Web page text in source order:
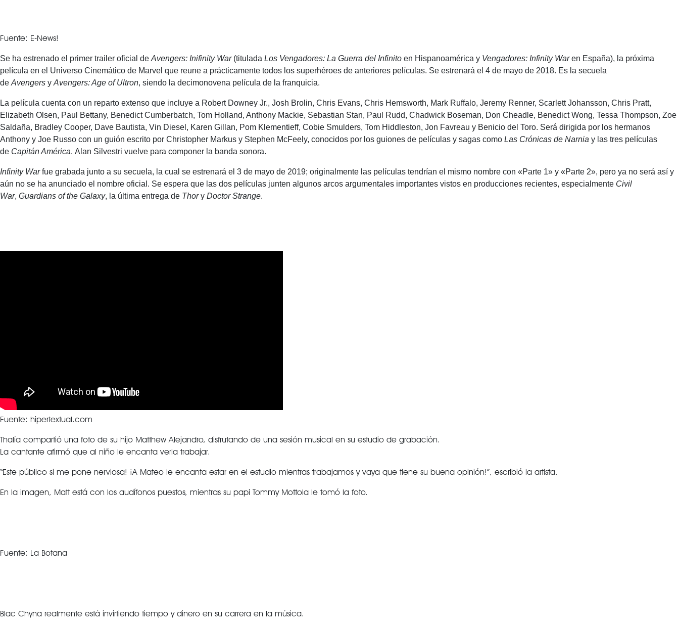
Fuente: E-News!
Se ha estrenado el primer trailer oficial de Avengers: Inifinity War(titulada Los Vengadores: La Guerra del Infinito en Hispanoamérica y Vengadores: Infinity Waren España), la próxima
película en el Universo Cinemático de Marvel que reune a prácticamente todos los superhéroes de anteriores películas. Se estrenará el 4 de mayo de 2018. Es la secuela
de Avengers y Avengers: Age of Ultron, siendo la decimonovena película de la franquicia.
La película cuenta con un reparto extenso que incluye a Robert Downey Jr., Josh Brolin, Chris Evans, Chris Hemsworth, Mark Ruffalo, Jeremy Renner, Scarlett Johansson, Chris Pratt,
Elizabeth Olsen, Paul Bettany, Benedict Cumberbatch, Tom Holland, Anthony Mackie, Sebastian Stan, Paul Rudd, Chadwick Boseman, Don Cheadle, Benedict Wong, Tessa Thompson, Zoe
Saldaña, Bradley Cooper, Dave Bautista, Vin Diesel, Karen Gillan, Pom Klementieff, Cobie Smulders, Tom Hiddleston, Jon Favreau y Benicio del Toro. Será dirigida por los hermanos
Anthony y Joe Russo con un guión escrito por Christopher Markus y Stephen McFeely, conocidos por los guiones de películas y sagas como Las Crónicas de Narnia y las tres películas
de Capitán América. Alan Silvestri vuelve para componer la banda sonora.
Infinity Warfue grabada junto a su secuela, la cual se estrenará el 3 de mayo de 2019; originalmente las películas tendrían el mismo nombre con «Parte 1» y «Parte 2», pero ya no será así y
aún no se ha anunciado el nombre oficial. Se espera que las dos películas junten algunos arcos argumentales importantes vistos en producciones recientes, especialmente Civil
War, Guardians of the Galaxy, la última entrega de Thory Doctor Strange.
Fuente: hipertextual.com
Thalía compartió una foto de su hijo Matthew Alejandro, disfrutando de una sesión musical en su estudio de grabación.
La cantante afirmó que al niño le encanta verla trabajar.
“Este público si me pone nerviosa! ¡A Mateo le encanta estar en el estudio mientras trabajamos y vaya que tiene su buena opinión!”, escribió la artista.
En la imagen, Matt está con los audífonos puestos, mientras su papi Tommy Mottola le tomó la foto.
Fuente: La Botana
Blac Chyna realmente está invirtiendo tiempo y dinero en su carrera en la música.